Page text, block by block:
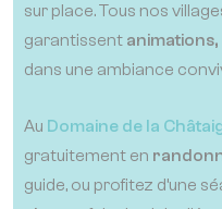
sur place. Tous nos
garantissent
dans une ambiance
Au Domaine de la
gratuitement en
guide, ou profitez d’une